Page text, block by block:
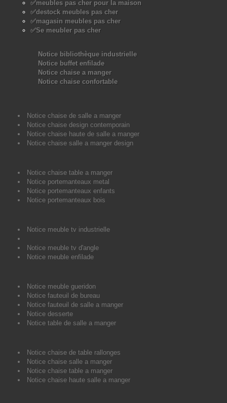
✅Se meubler pas cher
✅magasin meubles pas cher
✅destock meubles pas cher
✅meubles pas cher pour la maison
Notice bibliothèque industrielle
Notice buffet enfilade
Notice chaise a manger
Notice chaise confortable
Notice chaise de salle a manger
Notice chaise design contemporain
Notice chaise haute de salle a manger
Notice chaise salle a manger design
Notice chaise table a manger
Notice portemanteaux metal
Notice portemanteaux enfants
Notice portemanteaux bois
Notice meuble tv industrielle
Notice meuble tv d'angle
Notice meuble enfilade
Notice meuble gueridon
Notice fauteuil de bureau
Notice fauteuil de salle a manger
Notice desserte
Notice table de salle a manger
Notice chaise de table rallonges
Notice chaise salle a manger
Notice chaise table a manger
Notice chaise haute salle a manger